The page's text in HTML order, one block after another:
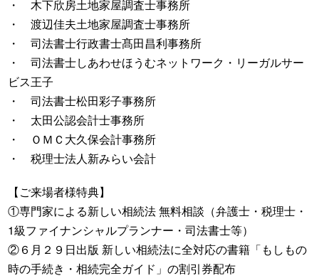
・ 木下欣房土地家屋調査士事務所
・ 渡辺佳夫土地家屋調査士事務所
・ 司法書士行政書士髙田昌利事務所
・ 司法書士しあわせほうむネットワーク・リーガルサー
ビス王子
・ 司法書士松田彩子事務所
・ 太田公認会計士事務所
・ ＯＭＣ大久保会計事務所
・ 税理士法人新みらい会計
【ご来場者様特典】
①専門家による新しい相続法 無料相談（弁護士・税理士・
1級ファイナンシャルプランナー・司法書士等）
②６月２９日出版 新しい相続法に全対応の書籍「もしもの
時の手続き・相続完全ガイド」の割引券配布